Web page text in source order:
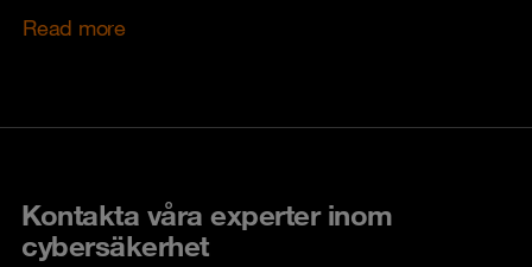
Read more
Kontakta våra experter inom
cybersäkerhet